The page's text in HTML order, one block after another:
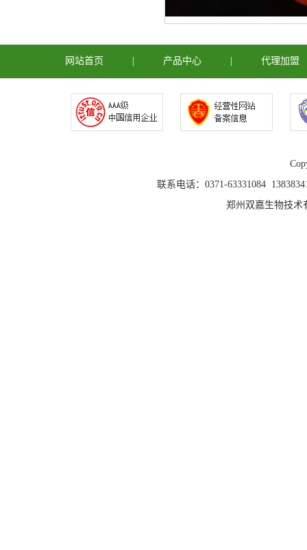
网站首页 产品中心 代理加盟
联系电话：0371-63331084
郑州双嘉生物技